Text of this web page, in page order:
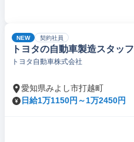
NEW 契約社員
トヨタの自動車製造スタッフ
トヨタ自動車株式会社
愛知県みよし市打越町
日給1万1150円～1万2450円